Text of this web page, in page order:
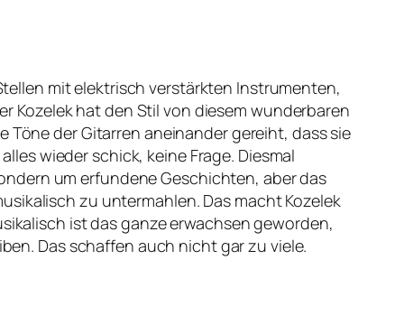
mit elektrisch verstärkten Instrumenten,
Kozelek hat den Stil von diesem wunderbaren
Töne der Gitarren aneinander gereiht, dass sie
wieder schick, keine Frage. Diesmal
um erfundene Geschichten, aber das
zu untermahlen. Das macht Kozelek
ist das ganze erwachsen geworden,
Das schaffen auch nicht gar zu viele.